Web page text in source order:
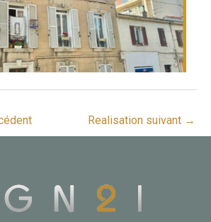
Realisation suivant →